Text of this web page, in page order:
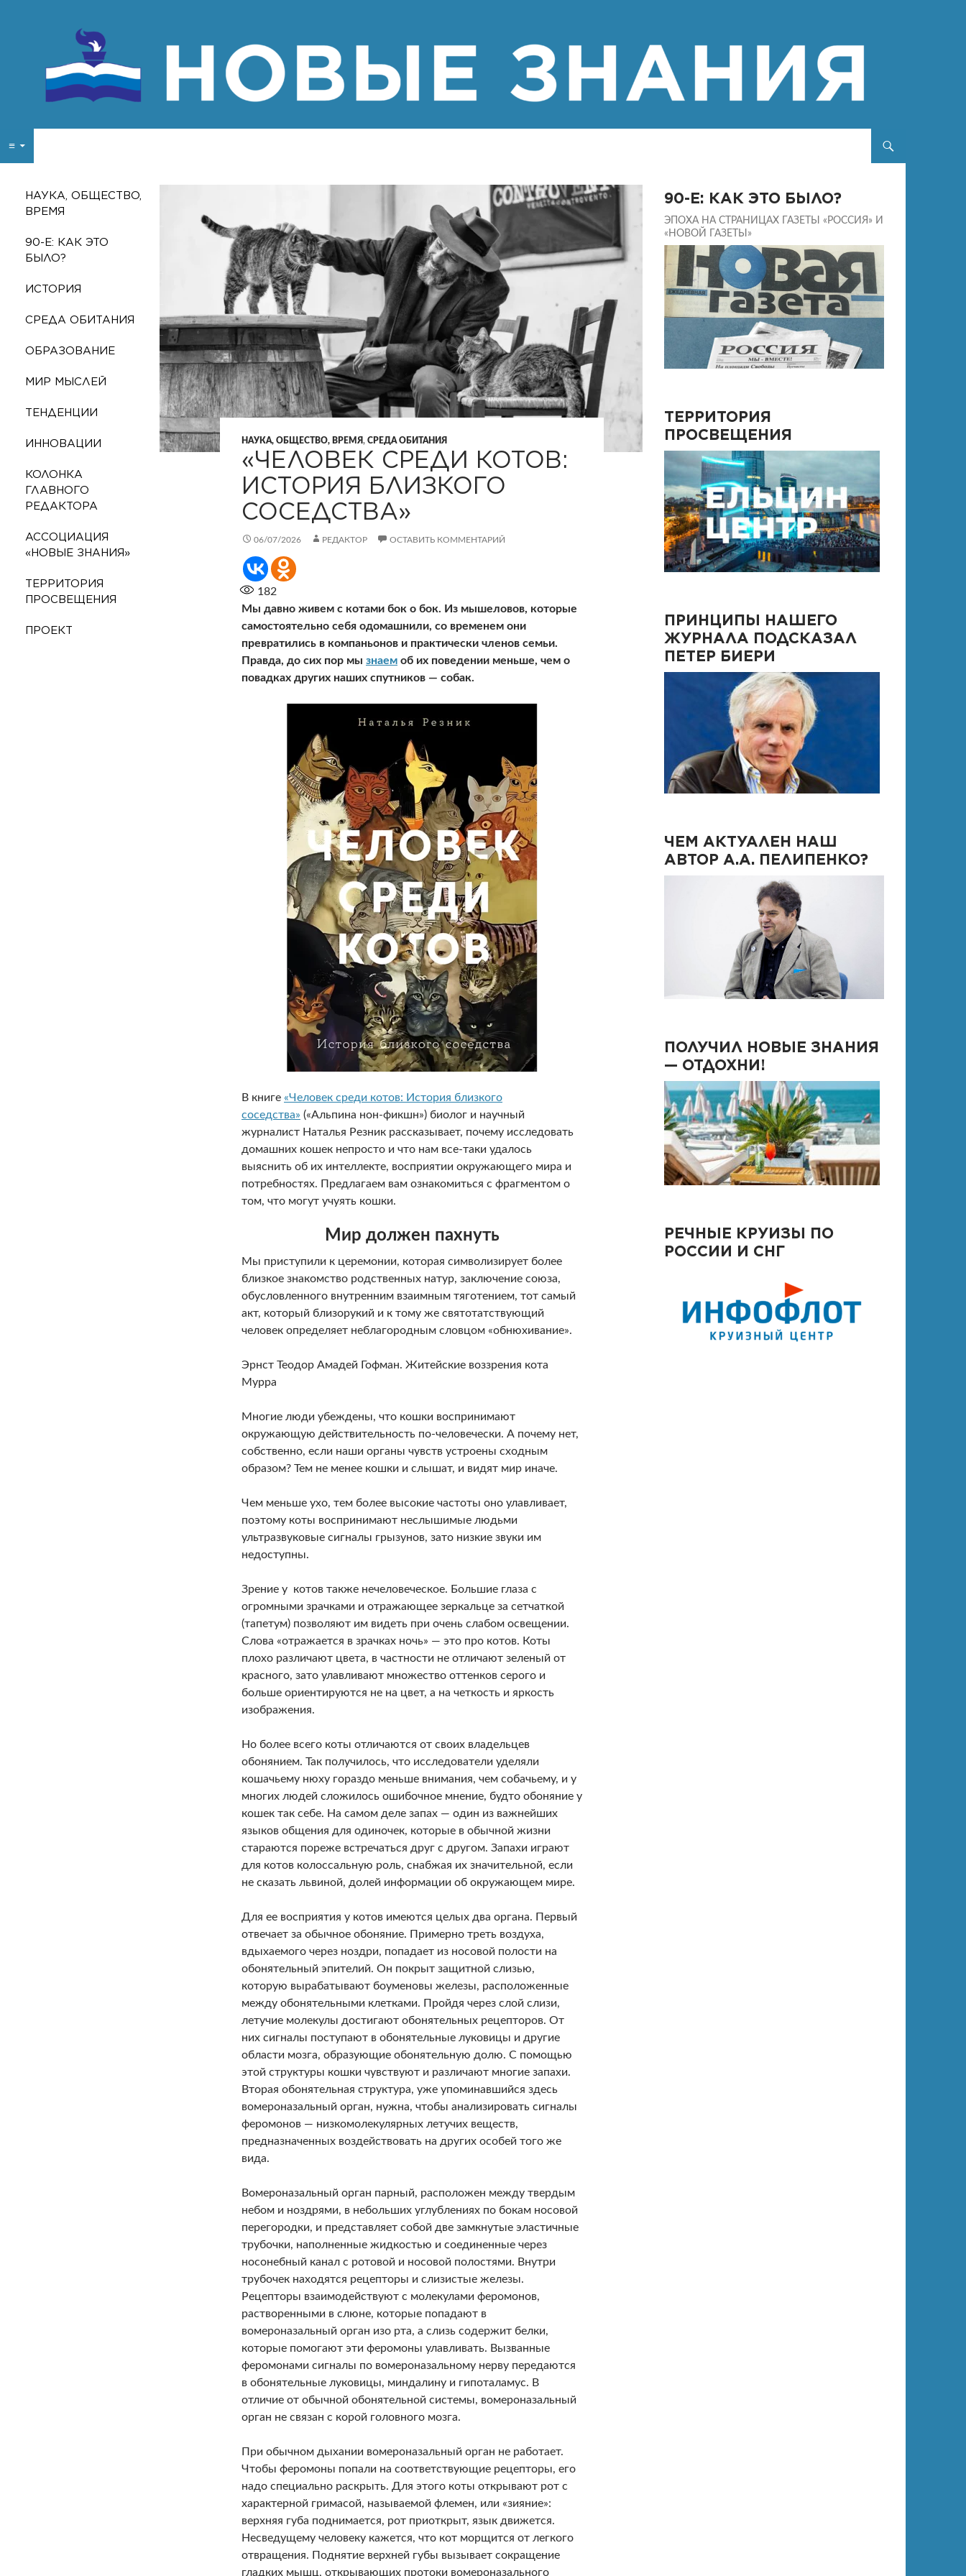
Новые знания
≡
НАУКА, ОБЩЕСТВО, ВРЕМЯ, СРЕДА ОБИТАНИЯ
«ЧЕЛОВЕК СРЕДИ КОТОВ:
ИСТОРИЯ БЛИЗКОГО
СОСЕДСТВА»
06/07/2026 РЕДАКТОР ОСТАВИТЬ КОММЕНТАРИЙ
182
Мы давно живем с котами бок о бок. Из мышеловов, которые
самостоятельно себя одомашнили, со временем они
превратились в компаньонов и практически членов семьи.
Правда, до сих пор мы знаем об их поведении меньше, чем о
повадках других наших спутников — собак.
В книге «Человек среди котов: История близкого
соседства» («Альпина нон-фикшн») биолог и научный
журналист Наталья Резник рассказывает, почему исследовать
домашних кошек непросто и что нам все-таки удалось
выяснить об их интеллекте, восприятии окружающего мира и
потребностях. Предлагаем вам ознакомиться с фрагментом о
том, что могут учуять кошки.
Мир должен пахнуть
Мы приступили к церемонии, которая символизирует более
близкое знакомство родственных натур, заключение союза,
обусловленного внутренним взаимным тяготением, тот самый
акт, который близорукий и к тому же святотатствующий
человек определяет неблагородным словцом «обнюхивание».
Эрнст Теодор Амадей Гофман. Житейские воззрения кота
Мурра
Многие люди убеждены, что кошки воспринимают
окружающую действительность по-человечески. А почему нет,
собственно, если наши органы чувств устроены сходным
образом? Тем не менее кошки и слышат, и видят мир иначе.
Чем меньше ухо, тем более высокие частоты оно улавливает,
поэтому коты воспринимают неслышимые людьми
ультразвуковые сигналы грызунов, зато низкие звуки им
недоступны.
Зрение у котов также нечеловеческое. Большие глаза с
огромными зрачками и отражающее зеркальце за сетчаткой
(тапетум) позволяют им видеть при очень слабом освещении.
Слова «отражается в зрачках ночь» — это про котов. Коты
плохо различают цвета, в частности не отличают зеленый от
красного, зато улавливают множество оттенков серого и
больше ориентируются не на цвет, а на четкость и яркость
изображения.
Но более всего коты отличаются от своих владельцев
обонянием. Так получилось, что исследователи уделяли
кошачьему нюху гораздо меньше внимания, чем собачьему, и у
многих людей сложилось ошибочное мнение, будто обоняние у
кошек так себе. На самом деле запах — один из важнейших
языков общения для одиночек, которые в обычной жизни
стараются пореже встречаться друг с другом. Запахи играют
для котов колоссальную роль, снабжая их значительной, если
не сказать львиной, долей информации об окружающем мире.
Для ее восприятия у котов имеются целых два органа. Первый
отвечает за обычное обоняние. Примерно треть воздуха,
вдыхаемого через ноздри, попадает из носовой полости на
обонятельный эпителий. Он покрыт защитной слизью,
которую вырабатывают боуменовы железы, расположенные
между обонятельными клетками. Пройдя через слой слизи,
летучие молекулы достигают обонятельных рецепторов. От
них сигналы поступают в обонятельные луковицы и другие
области мозга, образующие обонятельную долю. С помощью
этой структуры кошки чувствуют и различают многие запахи.
Вторая обонятельная структура, уже упоминавшийся здесь
вомероназальный орган, нужна, чтобы анализировать сигналы
феромонов — низкомолекулярных летучих веществ,
предназначенных воздействовать на других особей того же
вида.
Вомероназальный орган парный, расположен между твердым
небом и ноздрями, в небольших углублениях по бокам носовой
перегородки, и представляет собой две замкнутые эластичные
трубочки, наполненные жидкостью и соединенные через
носонебный канал с ротовой и носовой полостями. Внутри
трубочек находятся рецепторы и слизистые железы.
Рецепторы взаимодействуют с молекулами феромонов,
растворенными в слюне, которые попадают в
вомероназальный орган изо рта, а слизь содержит белки,
которые помогают эти феромоны улавливать. Вызванные
феромонами сигналы по вомероназальному нерву передаются
в обонятельные луковицы, миндалину и гипоталамус. В
отличие от обычной обонятельной системы, вомероназальный
орган не связан с корой головного мозга.
При обычном дыхании вомероназальный орган не работает.
Чтобы феромоны попали на соответствующие рецепторы, его
надо специально раскрыть. Для этого коты открывают рот с
характерной гримасой, называемой флемен, или «зияние»:
верхняя губа поднимается, рот приоткрыт, язык движется.
Несведущему человеку кажется, что кот морщится от легкого
отвращения. Поднятие верхней губы вызывает сокращение
гладких мышц, открывающих протоки вомероназального
90-Е: КАК ЭТО БЫЛО?
ЭПОХА НА СТРАНИЦАХ ГАЗЕТЫ «РОССИЯ» И
«НОВОЙ ГАЗЕТЫ»
ТЕРРИТОРИЯ
ПРОСВЕЩЕНИЯ
ПРИНЦИПЫ НАШЕГО
ЖУРНАЛА ПОДСКАЗАЛ
ПЕТЕР БИЕРИ
ЧЕМ АКТУАЛЕН НАШ
АВТОР А.А. ПЕЛИПЕНКО?
ПОЛУЧИЛ НОВЫЕ ЗНАНИЯ
— ОТДОХНИ!
РЕЧНЫЕ КРУИЗЫ ПО
РОССИИ И СНГ
НАУКА, ОБЩЕСТВО,
ВРЕМЯ
90-E: КАК ЭТО
БЫЛО?
ИСТОРИЯ
СРЕДА ОБИТАНИЯ
ОБРАЗОВАНИЕ
МИР МЫСЛЕЙ
ТЕНДЕНЦИИ
ИННОВАЦИИ
КОЛОНКА
ГЛАВНОГО
РЕДАКТОРА
АССОЦИАЦИЯ
«НОВЫЕ ЗНАНИЯ»
ТЕРРИТОРИЯ
ПРОСВЕЩЕНИЯ
ПРОЕКТ